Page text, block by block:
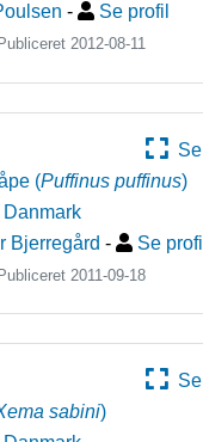
- Se profil
2012-08-11
Se
(Puffinus puffinus)
Danmark
Bjerregård - Se profil
2011-09-18
Se
sabini)